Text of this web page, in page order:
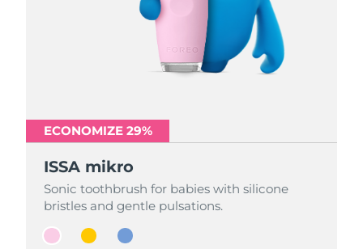
ECONOMIZE 29%
ISSA mikro
Sonic toothbrush for babies with silicone
bristles and gentle pulsations.
ECONOMIZE 29%
ISSA mikro
Sonic toothbrush for babies with silicone
bristles and gentle pulsations.
ECONOMIZE 29%
ISSA mikro
Sonic toothbrush for babies with silicone
bristles and gentle pulsations.